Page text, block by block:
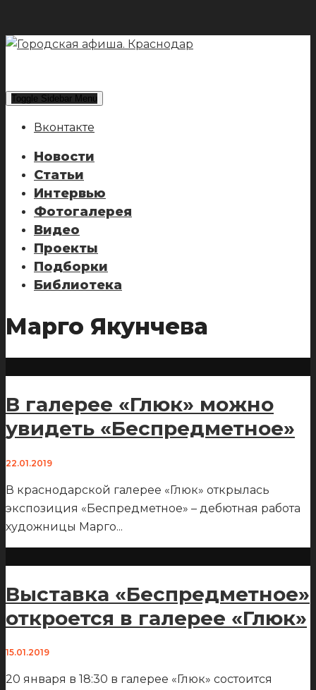
Toggle Sidebar Menu
Вконтакте
Новости
Статьи
Интервью
Фотогалерея
Видео
Проекты
Подборки
Библиотека
Марго Якунчева
В галерее «Глюк» можно
увидеть «Беспредметное»
22.01.2019
В краснодарской галерее «Глюк» открылась
экспозиция «Беспредметное» – дебютная работа
художницы Марго...
Выставка «Беспредметное»
откроется в галерее «Глюк»
15.01.2019
20 января в 18:30 в галерее «Глюк» состоится